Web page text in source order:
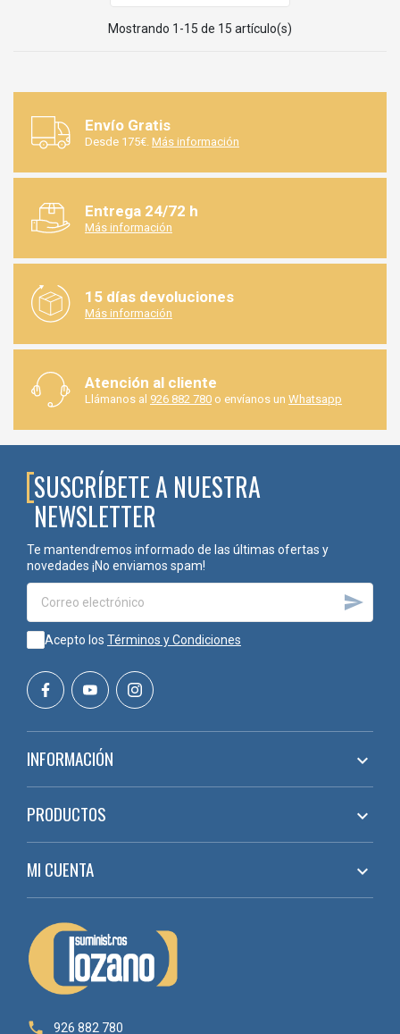
Mostrando 1-15 de 15 artículo(s)
Envío Gratis
Desde 175€. Más información
Entrega 24/72 h
Más información
15 días devoluciones
Más información
Atención al cliente
Llámanos al 926 882 780 o envíanos un Whatsapp
SUSCRÍBETE A NUESTRA
NEWSLETTER
Te mantendremos informado de las últimas ofertas y
novedades ¡No enviamos spam!

Acepto los Términos y Condiciones
INFORMACIÓN 
PRODUCTOS 
MI CUENTA 
 926 882 780